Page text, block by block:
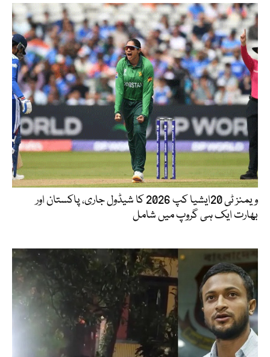
ویمنز ٹی 20ایشیا کپ 2026 کا شیڈول جاری، پاکستان اور
بھارت ایک ہی گروپ میں شامل